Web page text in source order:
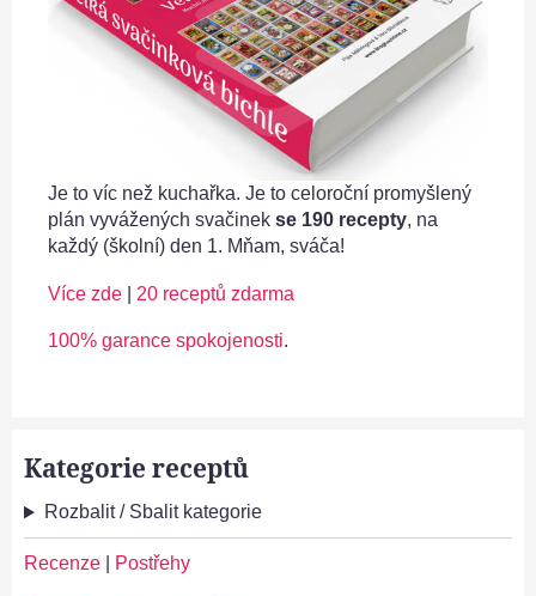
Je to víc než kuchařka. Je to celoroční promyšlený
plán vyvážených svačinek se 190 recepty, na
každý (školní) den 1. Mňam, sváča!
Více zde 20 receptů zdarma
100% garance spokojenosti.
Kategorie receptů
Rozbalit / Sbalit kategorie
Recenze Postřehy